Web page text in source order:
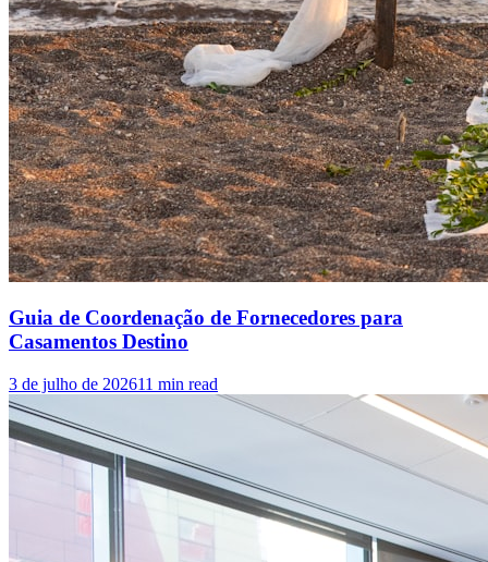
Guia de Coordenação de Fornecedores para
Casamentos Destino
3 de julho de 202611 min read